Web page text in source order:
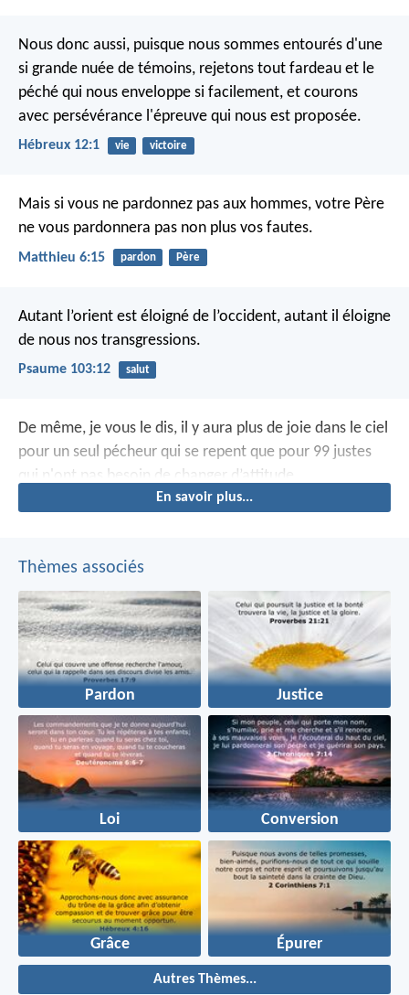
Nous donc aussi, puisque nous sommes entourés d'une
si grande nuée de témoins, rejetons tout fardeau et le
péché qui nous enveloppe si facilement, et courons
avec persévérance l'épreuve qui nous est proposée.
Hébreux 12:1 vie victoire
Mais si vous ne pardonnez pas aux hommes, votre Père
ne vous pardonnera pas non plus vos fautes.
Matthieu 6:15 pardon Père
Autant l’orient est éloigné de l’occident, autant il éloigne
de nous nos transgressions.
Psaume 103:12 salut
De même, je vous le dis, il y aura plus de joie dans le ciel
pour un seul pécheur qui se repent que pour 99 justes
qui n'ont pas besoin de changer d’attitude.
En savoir plus...
Thèmes associés
Pardon Justice
Loi Conversion
Grâce Épurer
Autres Thèmes...